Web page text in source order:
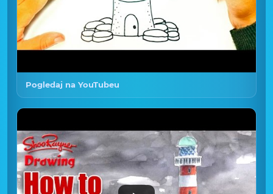
Pogledaj na YouTubeu